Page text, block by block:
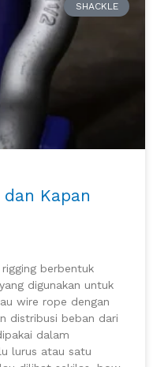
SHACKLE
Kapan
berbentuk
digunakan untuk
wire rope dengan
distribusi beban dari
dalam
lurus atau satu